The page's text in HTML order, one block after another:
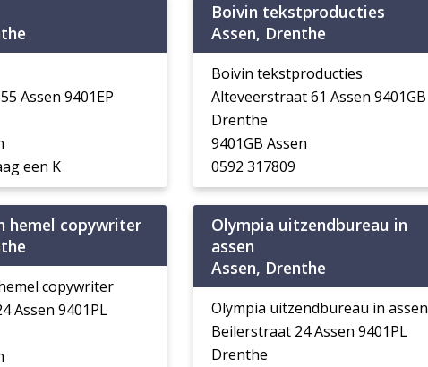
Assen 9401EP
een K
Boivin tekstproducties
Assen, Drenthe
Boivin tekstproducties
Alteveerstraat 61 Assen 9401GB
Drenthe
9401GB Assen
0592 317809
hemel copywriter
copywriter
Assen 9401PL
Olympia uitzendbureau in
assen
Assen, Drenthe
Olympia uitzendbureau in assen
Beilerstraat 24 Assen 9401PL
Drenthe